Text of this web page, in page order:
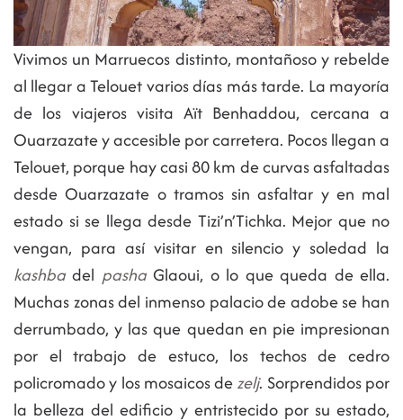
Vivimos un Marruecos distinto, montañoso y rebelde
al llegar a Telouet varios días más tarde. La mayoría
de los viajeros visita Aït Benhaddou, cercana a
Ouarzazate y accesible por carretera. Pocos llegan a
Telouet, porque hay casi 80 km de curvas asfaltadas
desde Ouarzazate o tramos sin asfaltar y en mal
estado si se llega desde Tizi’n’Tichka. Mejor que no
vengan, para así visitar en silencio y soledad la
kashba del pashaGlaoui, o lo que queda de ella.
Muchas zonas del inmenso palacio de adobe se han
derrumbado, y las que quedan en pie impresionan
por el trabajo de estuco, los techos de cedro
policromado y los mosaicos dezelj. Sorprendidos por
la belleza del edificio y entristecido por su estado,